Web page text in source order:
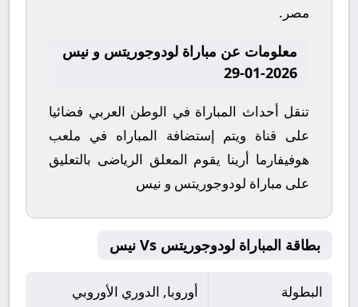
مصر.
معلومات عن مباراة لودوجوريتس و نيس
2026-01-29
تنقل أحداث المباراة في الوطن العربي فضائيا
على قناة ويتم إستضافة المباراه في ملعب
هوفيفارما أرينا يقوم المعلق الرياضى بالتعليق
على مباراة لودوجوريتس و نيس
بطاقة المباراة لودوجوريتس Vs نيس
البطولة أوروبا, الدوري الأوروبي